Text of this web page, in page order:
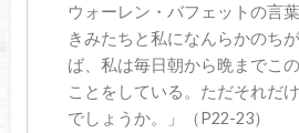
ウォーレン・バフェットの言
きみたちと私になんらかのち
ば、私は毎日朝から晩までこ
ことをしている。ただそれだ
でしょうか。」（P22-23）